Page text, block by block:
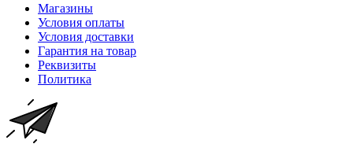
Магазины
Условия оплаты
Условия доставки
Гарантия на товар
Реквизиты
Политика